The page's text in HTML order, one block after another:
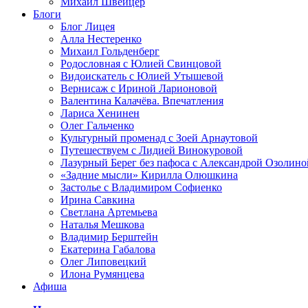
Блоги
Блог Лицея
Алла Нестеренко
Михаил Гольденберг
Родословная с Юлией Свинцовой
Видоискатель с Юлией Утышевой
Вернисаж с Ириной Ларионовой
Валентина Калачёва. Впечатления
Лариса Хенинен
Олег Гальченко
Культурный променад с Зоей Арнаутовой
Путешествуем с Лидией Винокуровой
Лазурный Берег без пафоса с Александрой
«Задние мысли» Кирилла Олюшкина
Застолье с Владимиром Софиенко
Ирина Савкина
Светлана Артемьева
Наталья Мешкова
Владимир Берштейн
Екатерина Габалова
Олег Липовецкий
Илона Румянцева
Афиша